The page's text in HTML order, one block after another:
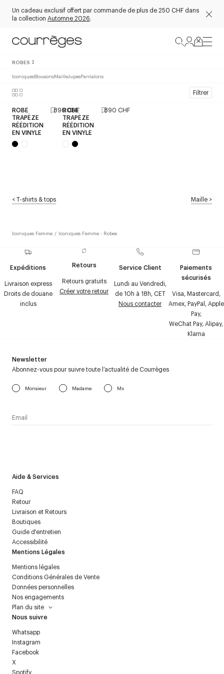
Un cadeau exclusif offert par commande de plus de 250 CHF dans
la collection Automne 2026.
ROBES 2
IconiquesBlousonsMailleJupesPantalons
Filtrer
ROBE
TRAPÈZE
RÉÉDITION
EN VINYLE
890 CHF
ROBE
TRAPÈZE
RÉÉDITION
EN VINYLE
890 CHF
<T-shirts & tops Maille >
Iconiques Femme / Iconiques Femme - Robes
Expéditions
Livraison express
Droits de douane
inclus
Retours
Retours gratuits
Créer votre retour
Service Client
Lundi au Vendredi,
de 10h à 18h, CET
Nous contacter
Paiements
sécurisés
Visa, Mastercard,
Amex, PayPal, Apple
Pay,
WeChat Pay, Alipay,
Klarna
Aide & Services
FAQ
Retour
Livraison et Retours
Boutiques
Guide d'entretien
Accessibilité
Mentions Légales
Mentions légales
Conditions Générales de Vente
Données personnelles
Nos engagements
Plan du site
Nous suivre
Whatsapp
Instagram
Facebook
X
Spotify
Newsletter
Abonnez-vous pour suivre toute l’actualité de Courrèges
Monsieur Madame Mx